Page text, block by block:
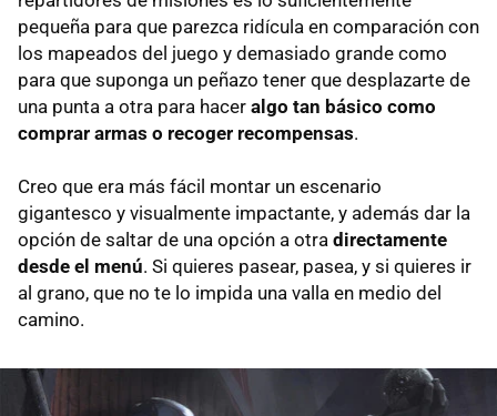
pequeña para que parezca ridícula en comparación con
los mapeados del juego y demasiado grande como
para que suponga un peñazo tener que desplazarte de
una punta a otra para hacer algo tan básico como
comprar armas o recoger recompensas.
Creo que era más fácil montar un escenario
gigantesco y visualmente impactante, y además dar la
opción de saltar de una opción a otra directamente
desde el menú. Si quieres pasear, pasea, y si quieres ir
al grano, que no te lo impida una valla en medio del
camino.